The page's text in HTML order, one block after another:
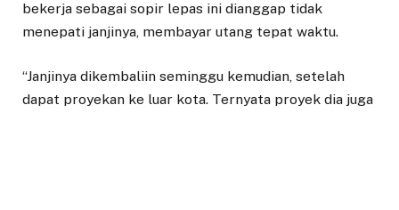
bekerja sebagai sopir lepas ini dianggap tidak
menepati janjinya, membayar utang tepat waktu.
“Janjinya dikembaliin seminggu kemudian, setelah
dapat proyekan ke luar kota. Ternyata proyek dia juga